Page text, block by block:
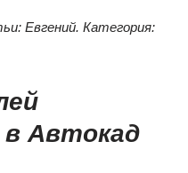
Евгений. Категория:
Автокад